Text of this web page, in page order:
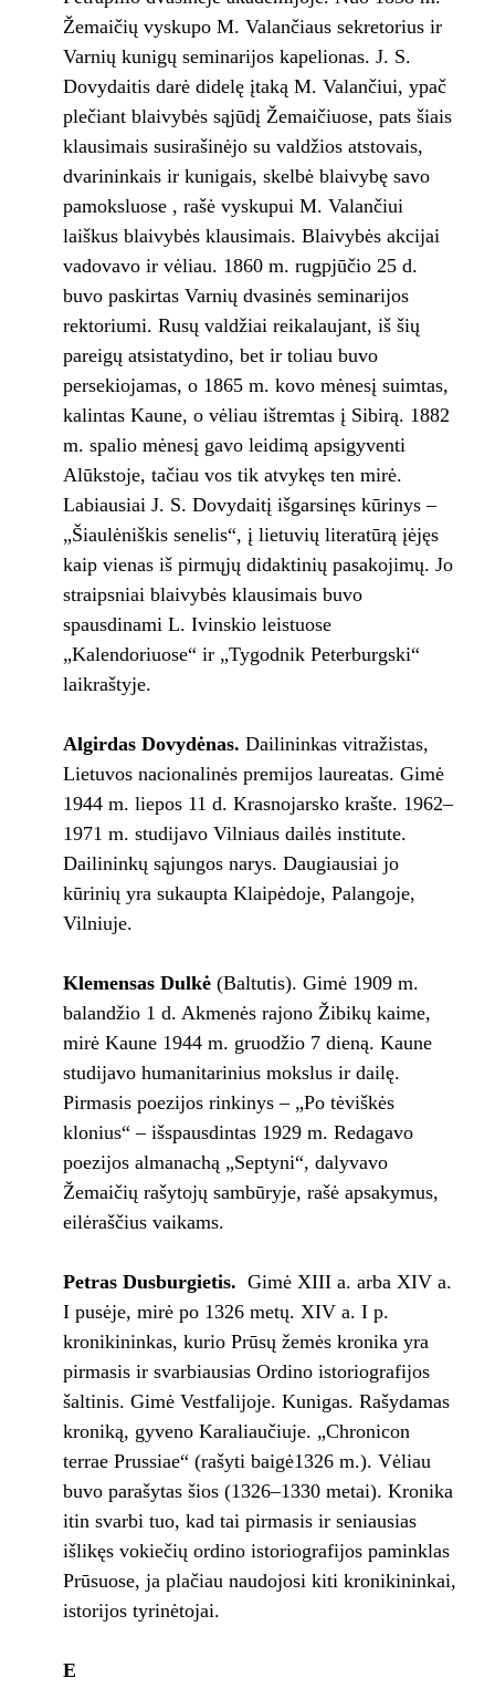
Žemaičių vyskupo M. Valančiaus sekretorius ir
Varnių kunigų seminarijos kapelionas. J. S.
Dovydaitis darė didelę įtaką M. Valančiui, ypač
plečiant blaivybės sąjūdį Žemaičiuose, pats šiais
klausimais susirašinėjo su valdžios atstovais,
dvarininkais ir kunigais, skelbė blaivybę savo
pamoksluose , rašė vyskupui M. Valančiui
laiškus blaivybės klausimais. Blaivybės akcijai
vadovavo ir vėliau. 1860 m. rugpjūčio 25 d.
buvo paskirtas Varnių dvasinės seminarijos
rektoriumi. Rusų valdžiai reikalaujant, iš šių
pareigų atsistatydino, bet ir toliau buvo
persekiojamas, o 1865 m. kovo mėnesį suimtas,
kalintas Kaune, o vėliau ištremtas į Sibirą. 1882
m. spalio mėnesį gavo leidimą apsigyventi
Alūkstoje, tačiau vos tik atvykęs ten mirė.
Labiausiai J. S. Dovydaitį išgarsinęs kūrinys –
„Šiaulėniškis senelis“, į lietuvių literatūrą įėjęs
kaip vienas iš pirmųjų didaktinių pasakojimų. Jo
straipsniai blaivybės klausimais buvo
spausdinami L. Ivinskio leistuose
„Kalendoriuose“ ir „Tygodnik Peterburgski“
laikraštyje.
Algirdas Dovydėnas. Dailininkas vitražistas,
Lietuvos nacionalinės premijos laureatas. Gimė
1944 m. liepos 11 d. Krasnojarsko krašte. 1962–
1971 m. studijavo Vilniaus dailės institute.
Dailininkų sąjungos narys. Daugiausiai jo
kūrinių yra sukaupta Klaipėdoje, Palangoje,
Vilniuje.
Klemensas Dulkė(Baltutis). Gimė 1909 m.
balandžio 1 d. Akmenės rajono Žibikų kaime,
mirė Kaune 1944 m. gruodžio 7 dieną. Kaune
studijavo humanitarinius mokslus ir dailę.
Pirmasis poezijos rinkinys – „Po tėviškės
klonius“ – išspausdintas 1929 m. Redagavo
poezijos almanachą „Septyni“, dalyvavo
Žemaičių rašytojų sambūryje, rašė apsakymus,
eilėraščius vaikams.
Petras Dusburgietis. Gimė XIII a. arba XIV a.
I pusėje, mirė po 1326 metų. XIV a. I p.
kronikininkas, kurio Prūsų žemės kronika yra
pirmasis ir svarbiausias Ordino istoriografijos
šaltinis. Gimė Vestfalijoje. Kunigas. Rašydamas
kroniką, gyveno Karaliaučiuje. „Chronicon
terrae Prussiae“ (rašyti baigė1326 m.). Vėliau
buvo parašytas šios (1326–1330 metai). Kronika
itin svarbi tuo, kad tai pirmasis ir seniausias
išlikęs vokiečių ordino istoriografijos paminklas
Prūsuose, ja plačiau naudojosi kiti kronikininkai,
istorijos tyrinėtojai.
E